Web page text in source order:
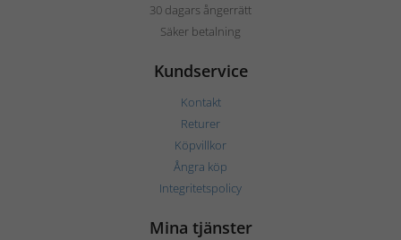
30 dagars ångerrätt
Säker betalning
Kundservice
Kontakt
Returer
Köpvillkor
Ångra köp
Integritetspolicy
Mina tjänster